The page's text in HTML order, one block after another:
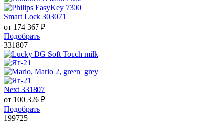
Smart Lock 303071
от 174 367 ₽
Подобрать
331807
Next 331807
от 100 326 ₽
Подобрать
199725